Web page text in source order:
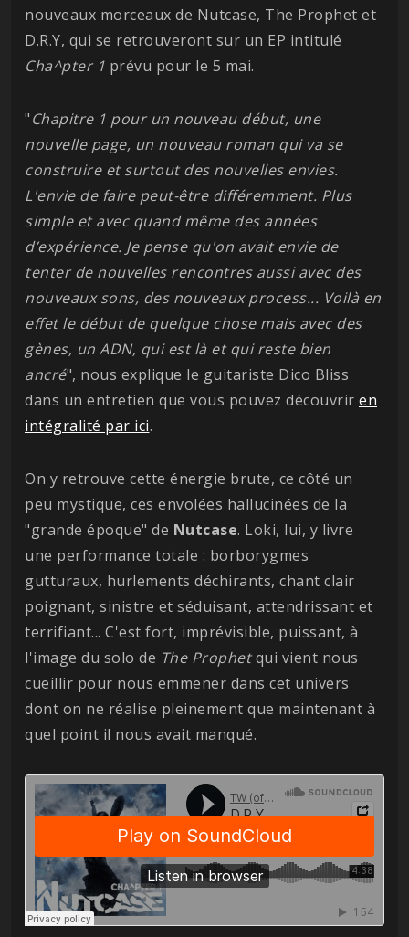
nouveaux morceaux de Nutcase, The Prophet et
D.R.Y, qui se retrouveront sur un EP intitulé
Cha^pter 1 prévu pour le 5 mai.
"Chapitre 1 pour un nouveau début, une
nouvelle page, un nouveau roman qui va se
construire et surtout des nouvelles envies.
L'envie de faire peut-être différemment. Plus
simple et avec quand même des années
d’expérience. Je pense qu'on avait envie de
tenter de nouvelles rencontres aussi avec des
nouveaux sons, des nouveaux process... Voilà en
effet le début de quelque chose mais avec des
gènes, un ADN, qui est là et qui reste bien
ancré", nous explique le guitariste Dico Bliss
dans un entretien que vous pouvez découvrir en
intégralité par ici.
On y retrouve cette énergie brute, ce côté un
peu mystique, ces envolées hallucinées de la
"grande époque" de Nutcase. Loki, lui, y livre
une performance totale : borborygmes
gutturaux, hurlements déchirants, chant clair
poignant, sinistre et séduisant, attendrissant et
terrifiant... C'est fort, imprévisible, puissant, à
l'image du solo de The Prophetqui vient nous
cueillir pour nous emmener dans cet univers
dont on ne réalise pleinement que maintenant à
quel point il nous avait manqué.